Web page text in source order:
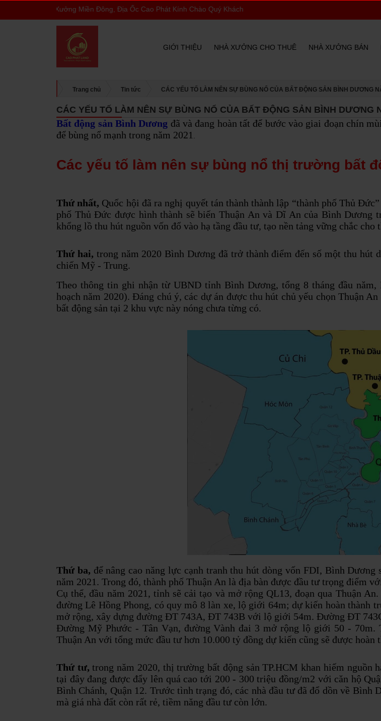
Nhà Xưởng Miền Đông, Địa Ốc Cao Phát Kính Chào Quý Khách
GIỚI THIỆU NHÀ XƯỞNG CHO THUÊ NHÀ XƯỞNG BÁN
Trang chủ Tin tức CÁC YẾU TỐ LÀM NÊN SỰ BÙNG NỔ CỦA BẤT ĐỘNG SẢN BÌNH DƯƠNG
CÁC YẾU TỐ LÀM NÊN SỰ BÙNG NỔ CỦA BẤT ĐỘNG SẢN BÌNH DƯƠNG
Bất động sản Bình Dương đã và đang hoàn tất để bước vào giai đoạn chín
để bùng nổ mạnh trong năm 2021
Các yếu tố làm nên sự bùng nổ thị trường bất
Thứ nhất, Quốc hội đã ra nghị quyết tán thành thành lập “thành phố Thủ
phố Thủ Đức được hình thành sẽ biến Thuận An và Dĩ An của Bình Dương
khổng lồ thu hút nguồn vốn đổ vào hạ tầng đầu tư, tạo nền tảng vững chắc cho
Thứ hai, trong năm 2020 Bình Dương đã trở thành điểm đến số một thu hút
chiến Mỹ - Trung.
Theo thông tin ghi nhận từ UBND tỉnh Bình Dương, tổng 8 tháng đầu
hoạch năm 2020). Đáng chú ý, các dự án được thu hút chủ yếu chọn Thuận
bất động sản tại 2 khu vực này nóng chưa từng có.
Thứ ba, để nâng cao năng lực cạnh tranh thu hút dòng vốn FDI, Bình
năm 2021. Trong đó, thành phố Thuận An là địa bàn được đầu tư trọng điểm
Cụ thể, đầu năm 2021, tỉnh sẽ cải tạo và mở rộng QL13, đoạn qua Thuận
đường Lê Hồng Phong, có quy mô 8 làn xe, lộ giới 64m; dự kiến hoàn thành
mở rộng, xây dựng đường ĐT 743A, ĐT 743B với lộ giới 54m. Đường ĐT
Đường Mỹ Phước - Tân Vạn, đường Vành đai 3 mở rộng lộ giới 50 - 70m.
Thuận An với tổng mức đầu tư hơn 10.000 tỷ đồng dự kiến cũng sẽ được hoàn
Thứ tư, trong năm 2020, thị trường bất động sản TP.HCM khan hiếm nguồn
tại đây đang được đẩy lên quá cao tới 200 - 300 triệu đồng/m2 với căn hộ
Bình Chánh, Quận 12. Trước tình trạng đó, các nhà đầu tư đã đổ dồn về
mà giá nhà đất còn rất rẻ, tiềm năng đầu tư còn lớn.